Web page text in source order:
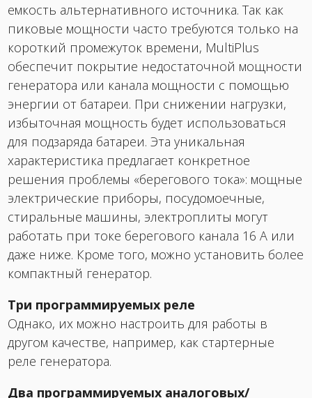
емкость альтернативного источника. Так как
пиковые мощности часто требуются только на
короткий промежуток времени, MultiPlus
обеспечит покрытие недостаточной мощности
генератора или канала мощности с помощью
энергии от батареи. При снижении нагрузки,
избыточная мощность будет использоваться
для подзаряда батареи. Эта уникальная
характеристика предлагает конкретное
решения проблемы «берегового тока»: мощные
электрические приборы, посудомоечные,
стиральные машины, электроплиты могут
работать при токе берегового канала 16 А или
даже ниже. Кроме того, можно установить более
компактный генератор.
Три программируемых реле
Однако, их можно настроить для работы в
другом качестве, например, как стартерные
реле генератора.
Два программируемых аналоговых/